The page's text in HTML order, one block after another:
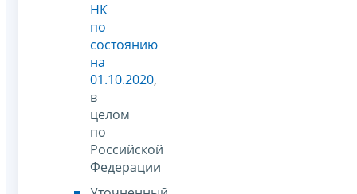
НК
по
состоянию
на
01.10.2020,
в
целом
по
Российской
Федерации